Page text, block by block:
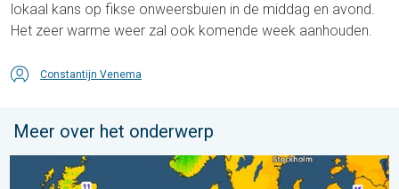
lokaal kans op fikse onweersbuien in de middag en avond.
Het zeer warme weer zal ook komende week aanhouden.
Constantijn Venema
Meer over het onderwerp
Er komen koelere nachten aan. West- en Midden-Europa. . .